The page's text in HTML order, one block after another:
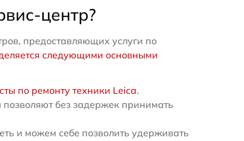
центр?
предоставляющих услуги по
следующими основными
по ремонту техники Leica.
без задержек принимать
и можем себе позволить удерживать